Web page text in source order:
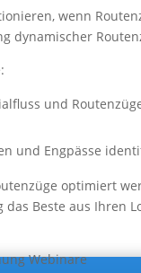
wenn
dynamischer
und
und Engpässe
optimiert
Beste aus Ihren